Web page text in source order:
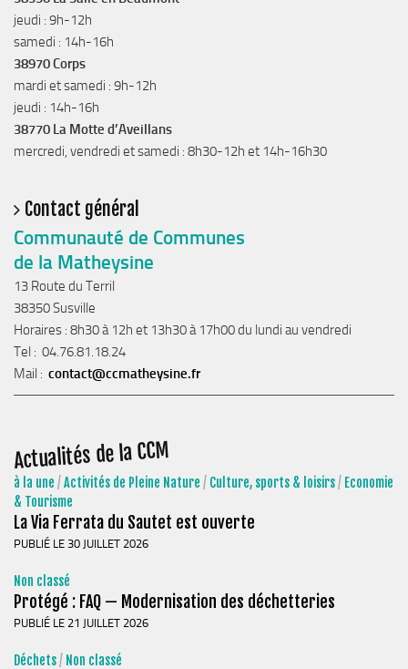
jeudi : 9h-12h
samedi : 14h-16h
38970 Corps
mardi et samedi : 9h-12h
jeudi : 14h-16h
38770 La Motte d’Aveillans
mercredi, vendredi et samedi : 8h30-12h et 14h-16h30
Contact général
Communauté de Communes
de la Matheysine
13 Route du Terril
38350 Susville
Horaires : 8h30 à 12h et 13h30 à 17h00 du lundi au vendredi
Tel : 04.76.81.18.24
Mail : contact@ccmatheysine.fr
Actualités de la CCM
à la une /Activités de Pleine Nature / Culture, sports & loisirs/ Economie
& Tourisme
La Via Ferrata du Sautet est ouverte
PUBLIÉ LE 30 JUILLET 2026
Non classé
Protégé : FAQ — Modernisation des déchetteries
PUBLIÉ LE 21 JUILLET 2026
Déchets/ Non classé